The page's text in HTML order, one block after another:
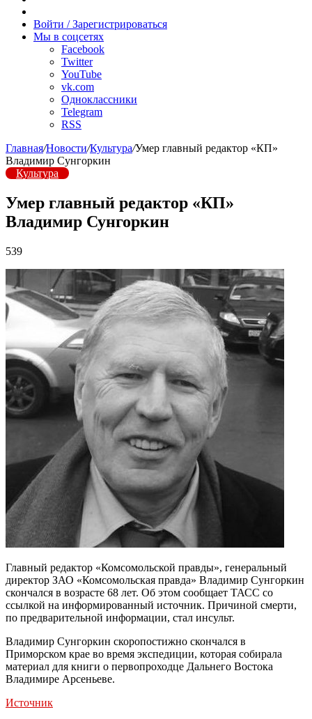
радио
Войти / Зарегистрироваться
Мы в соцсетях
Facebook
Twitter
YouTube
vk.com
Одноклассники
Telegram
RSS
Главная/Новости/Культура/Умер главный редактор «КП»
Владимир Сунгоркин
Культура
Умер главный редактор «КП»
Владимир Сунгоркин
539
Главный редактор «Комсомольской правды», генеральный
директор ЗАО «Комсомольская правда» Владимир Сунгоркин
скончался в возрасте 68 лет. Об этом сообщает ТАСС со
ссылкой на информированный источник. Причиной смерти,
по предварительной информации, стал инсульт.
Владимир Сунгоркин скоропостижно скончался в
Приморском крае во время экспедиции, которая собирала
материал для книги о первопроходце Дальнего Востока
Владимире Арсеньеве.
Источник